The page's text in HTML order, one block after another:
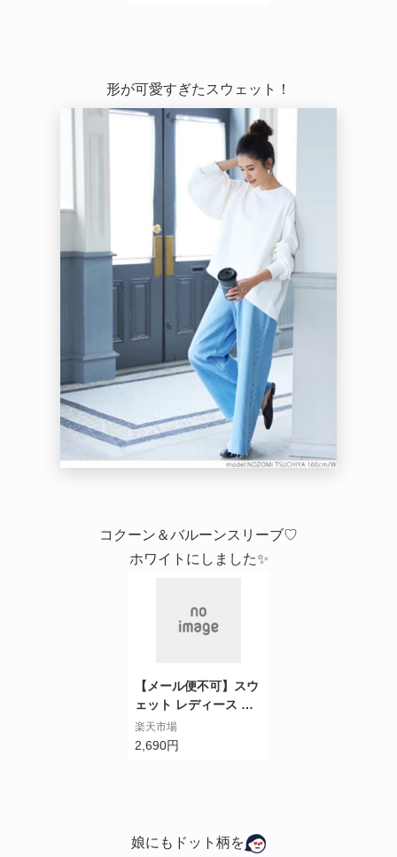
形が可愛すぎたスウェット！
コクーン＆バルーンスリーブ♡
ホワイトにしました✨
【メール便不可】スウ
ェット レディース 長
袖 クルーネック コク
ーン バルーンスリーブ
楽天市場
2,690円
娘にもドット柄を